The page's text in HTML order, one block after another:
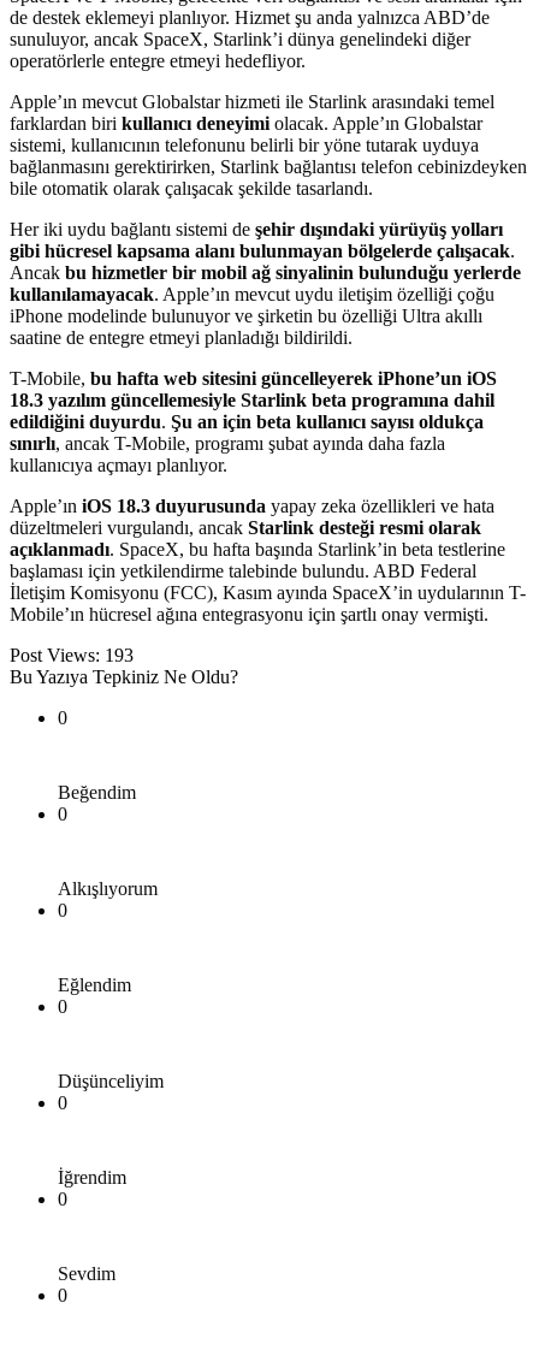
de destek eklemeyi planlıyor. Hizmet şu anda yalnızca ABD’de
sunuluyor, ancak SpaceX, Starlink’i dünya genelindeki diğer
operatörlerle entegre etmeyi hedefliyor.
Apple’ın mevcut Globalstar hizmeti ile Starlink arasındaki temel
farklardan biri kullanıcı deneyimi olacak. Apple’ın Globalstar
sistemi, kullanıcının telefonunu belirli bir yöne tutarak uyduya
bağlanmasını gerektirirken, Starlink bağlantısı telefon cebinizdeyken
bile otomatik olarak çalışacak şekilde tasarlandı.
Her iki uydu bağlantı sistemi de şehir dışındaki yürüyüş yolları
gibi hücresel kapsama alanı bulunmayan bölgelerde çalışacak.
Ancak bu hizmetler bir mobil ağ sinyalinin bulunduğu yerlerde
kullanılamayacak. Apple’ın mevcut uydu iletişim özelliği çoğu
iPhone modelinde bulunuyor ve şirketin bu özelliği Ultra akıllı
saatine de entegre etmeyi planladığı bildirildi.
T-Mobile, bu hafta web sitesini güncelleyerek iPhone’un iOS
18.3 yazılım güncellemesiyle Starlink beta programına dahil
edildiğini duyurdu. Şu an için beta kullanıcı sayısı oldukça
sınırlı, ancak T-Mobile, programı şubat ayında daha fazla
kullanıcıya açmayı planlıyor.
Apple’ın iOS 18.3 duyurusunda yapay zeka özellikleri ve hata
düzeltmeleri vurgulandı, ancak Starlink desteği resmi olarak
açıklanmadı. SpaceX, bu hafta başında Starlink’in beta testlerine
başlaması için yetkilendirme talebinde bulundu. ABD Federal
İletişim Komisyonu (FCC), Kasım ayında SpaceX’in uydularının T-
Mobile’ın hücresel ağına entegrasyonu için şartlı onay vermişti.
Post Views: 193
Bu Yazıya Tepkiniz Ne Oldu?
0
Beğendim
0
Alkışlıyorum
0
Eğlendim
0
Düşünceliyim
0
İğrendim
0
Sevdim
0